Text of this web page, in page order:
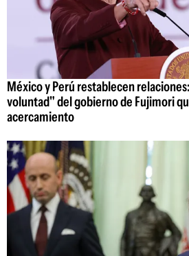
México y Perú restablecen
voluntad" del gobierno de Fujimori
acercamiento